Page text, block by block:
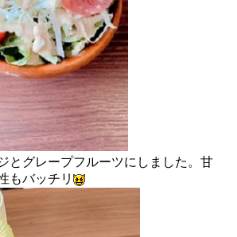
とグレープフルーツにしました。甘
もバッチリ